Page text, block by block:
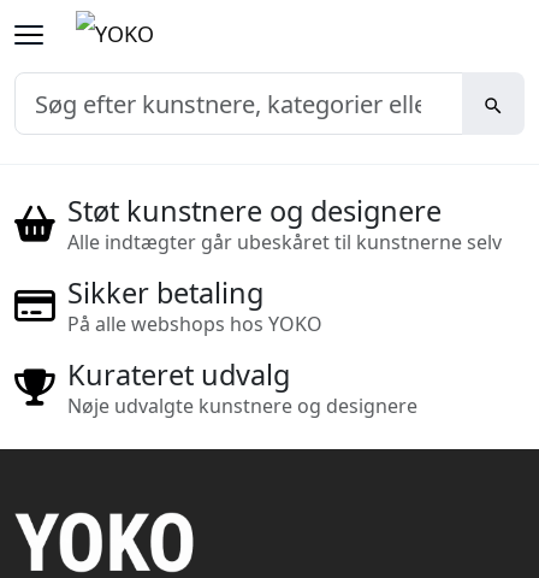
Støt kunstnere og designere
Alle indtægter går ubeskåret til kunstnerne selv
Sikker betaling
På alle webshops hos YOKO
Kurateret udvalg
Nøje udvalgte kunstnere og designere